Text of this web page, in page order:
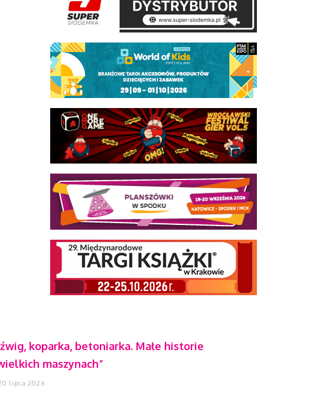
koparka, betoniarka. Małe historie
maszynach”
lipca 2026